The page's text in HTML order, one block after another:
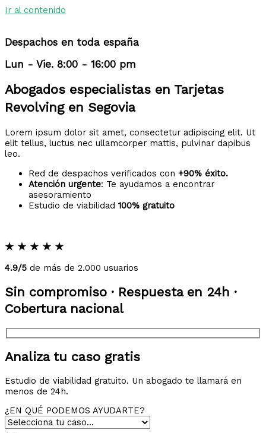
Ir al contenido
Despachos en toda españa
Lun - Vie. 8:00 - 16:00 pm
Abogados especialistas en Tarjetas
Revolving en Segovia
Lorem ipsum dolor sit amet, consectetur adipiscing elit. Ut
elit tellus, luctus nec ullamcorper mattis, pulvinar dapibus
leo.
Red de despachos verificados con +90% éxito.
Atención urgente: Te ayudamos a encontrar
asesoramiento
Estudio de viabilidad 100% gratuito
★ ★ ★ ★ ★
4.9/5 de más de 2.000 usuarios
Sin compromiso · Respuesta en 24h ·
Cobertura nacional
Analiza tu caso gratis
Estudio de viabilidad gratuito. Un abogado te llamará en
menos de 24h.
¿EN QUÉ PODEMOS AYUDARTE?